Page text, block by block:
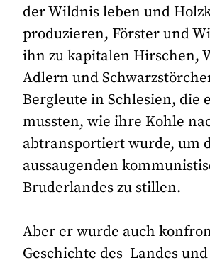
der Wildnis leben und
produzieren, Förster und
ihn zu kapitalen Hirschen,
Adlern und
Bergleute in Schlesien, die
mussten, wie ihre Kohle
abtransportiert wurde, um
aussaugenden
Bruderlandes zu stillen.
Aber er wurde auch
Geschichte des Landes